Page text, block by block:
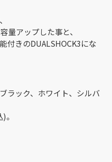
量アップした事と、
付きのDUALSHOCK3にな
ラック、ホワイト、シルバ